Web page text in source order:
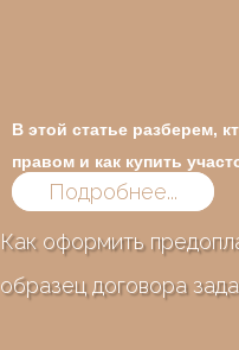
В этой статье разберем,
правом и как купить
Подробнее...
Как оформить
образец договора